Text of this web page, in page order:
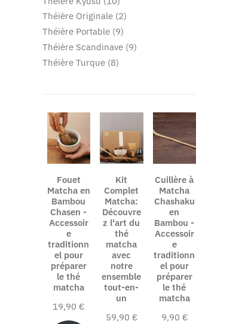
Théière Originale 2
Théière Portable 9
Théière Scandinave 9
Théière Turque 8
Fouet
Matcha en
Bambou
Chasen -
Accessoir
e
traditionn
el pour
préparer
le thé
matcha
19,90 €
Kit
Complet
Matcha:
Découvre
z l'art du
thé
matcha
avec
notre
ensemble
tout-en-
un
59,90 €
Cuillère à
Matcha
Chashaku
en
Bambou -
Accessoir
e
traditionn
el pour
préparer
le thé
matcha
9,90 €